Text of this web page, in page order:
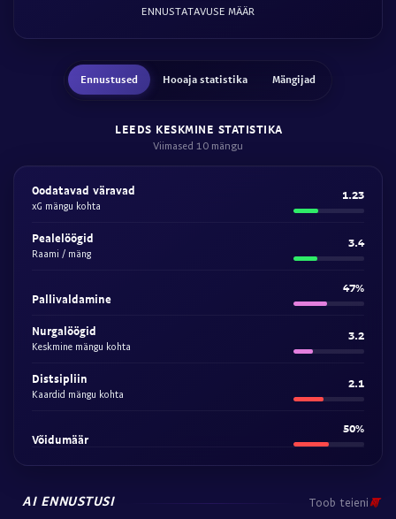
ENNUSTATAVUSE MÄÄR
Ennustused Hooaja statistika Mängijad
LEEDS KESKMINE STATISTIKA
Viimased 10 mängu
Oodatavad väravad
xG mängu kohta
1.23
Pealelöögid
Raami / mäng
3.4
Pallivaldamine
47%
Nurgalöögid
Keskmine mängu kohta
3.2
Distsipliin
Kaardid mängu kohta
2.1
Võidumäär
50%
AI ENNUSTUSI Toob teieni